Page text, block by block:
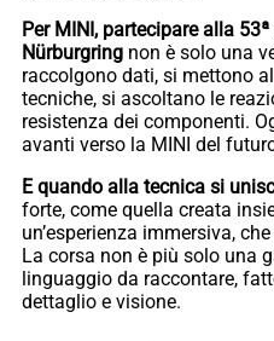
Per MINI, partecipare alla
Nürburgring non è solo una
raccolgono dati, si mettono
tecniche, si ascoltano le
resistenza dei componenti.
avanti verso la MINI del
E quando alla tecnica si
forte, come quella creata
un’esperienza immersiva,
La corsa non è più solo una
linguaggio da raccontare,
dettaglio e visione.